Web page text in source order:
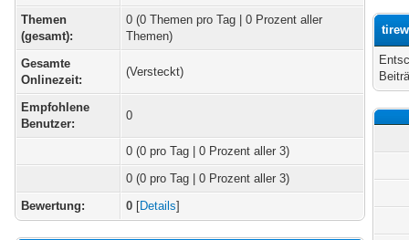
Themen
(gesamt):
0 (0 Themen pro Tag | 0 Prozent aller
Themen)
Gesamte
Onlinezeit:
(Versteckt)
Empfohlene
Benutzer:
0
0 (0 pro Tag | 0 Prozent aller 3)
0 (0 pro Tag | 0 Prozent aller 3)
Bewertung:
0 [Details]